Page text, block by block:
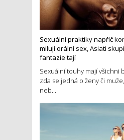
Sexuální praktiky napříč
milují orální sex, Asiati
fantazie tají
Sexuální touhy mají všichni
zda se jedná o ženy či
neb...